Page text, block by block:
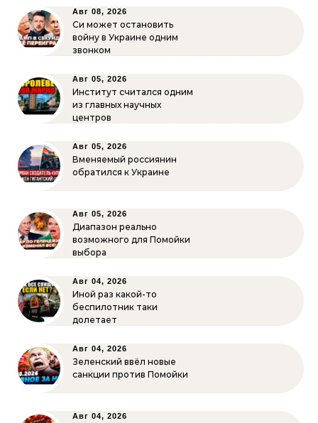
Авг 08, 2026
Си может остановить
войну в Украине одним
звонком
Авг 05, 2026
Институт считался одним
из главных научных
центров
Авг 05, 2026
Вменяемый россиянин
обратился к Украине
Авг 05, 2026
Диапазон реально
возможного для Помойки
выбора
Авг 04, 2026
Иной раз какой-то
беспилотник таки
долетает
Авг 04, 2026
Зеленский ввёл новые
санкции против Помойки
Авг 04, 2026